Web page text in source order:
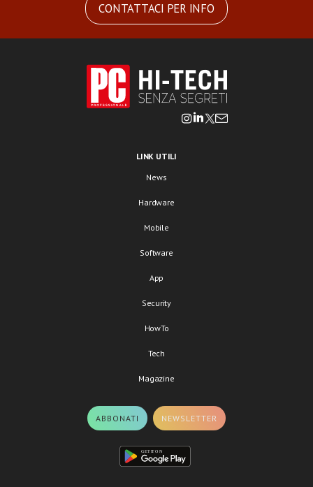
CONTATTACI PER INFO
LINK UTILI
News
Hardware
Mobile
Software
App
Security
HowTo
Tech
Magazine
ABBONATI NEWSLETTER